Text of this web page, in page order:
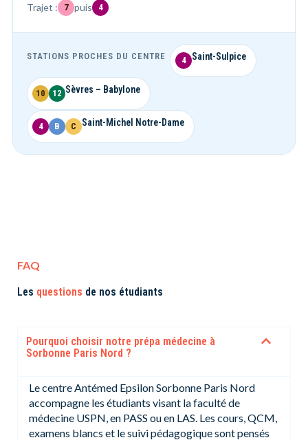
Trajet : 7 puis 4
ligne 7 du métro puis ligne 4 du métro
STATIONS PROCHES DU CENTRE 4 Saint-Sulpice— ligne 4 du
10 12 Sèvres – Babylone— lignes 10 et 12 du métro
4 B C Saint-Michel Notre-Dame— ligne 4 du métro, RER B et
FAQ
Les questions de nos étudiants
Pourquoi choisir notre prépa médecine à
Sorbonne Paris Nord ?
Le centre Antémed Epsilon Sorbonne Paris Nord
accompagne les étudiants visant la faculté de
médecine USPN, en PASS ou en LAS. Les cours, QCM,
examens blancs et le suivi pédagogique sont pensés